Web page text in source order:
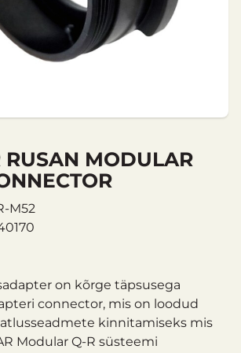
RUSAN MODULAR
M52
on kõrge täpsusega
connector, mis on loodud
kinnitamiseks mis
Modular Q-R süsteemi